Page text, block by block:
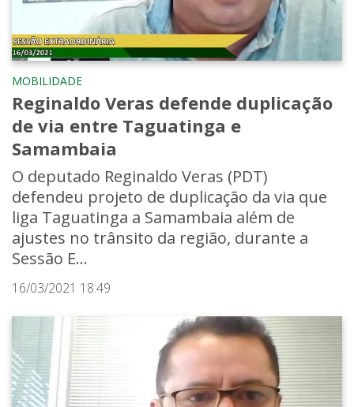
MOBILIDADE
Reginaldo Veras defende duplicação
de via entre Taguatinga e
Samambaia
O deputado Reginaldo Veras (PDT)
defendeu projeto de duplicação da via que
liga Taguatinga a Samambaia além de
ajustes no trânsito da região, durante a
Sessão E...
16/03/2021 18:49